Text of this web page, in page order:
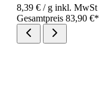
8,39 € / g inkl. MwSt
Gesamtpreis 83,90 €*